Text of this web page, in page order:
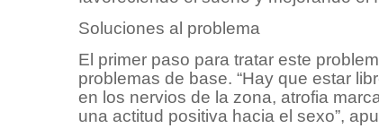
Soluciones al problema
El primer paso para tratar este
problemas de base. “Hay que estar
en los nervios de la zona, atrofia
una actitud positiva hacia el sexo”,